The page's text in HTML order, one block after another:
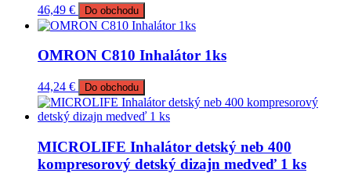
46,49 € Do obchodu
OMRON C810 Inhalátor 1ks
44,24 € Do obchodu
MICROLIFE Inhalátor detský neb 400
kompresorový detský dizajn medveď 1 ks